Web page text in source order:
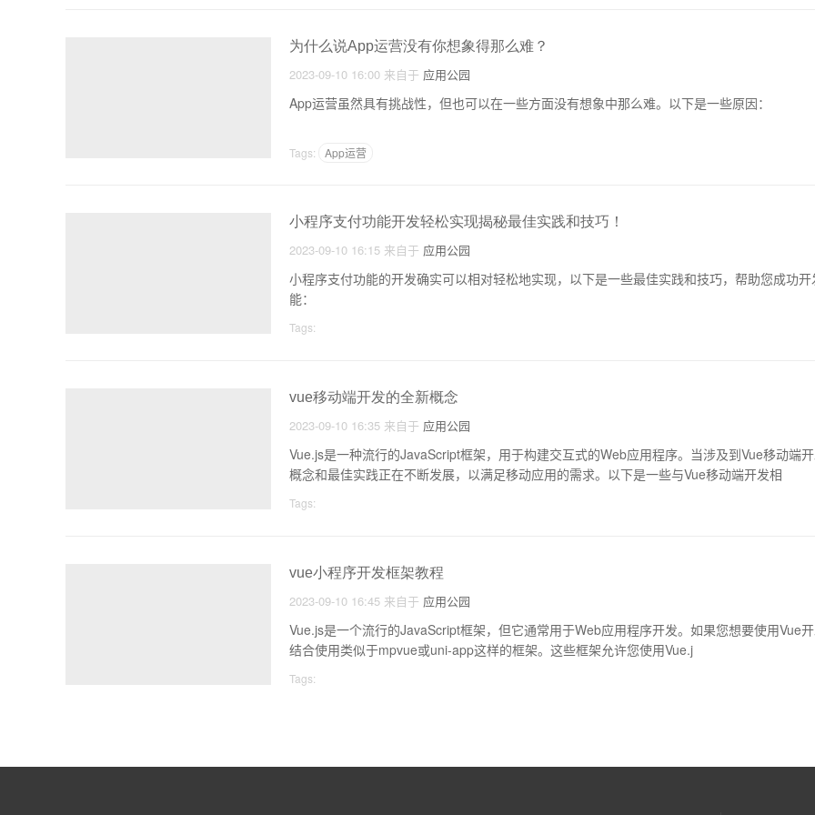
为什么说App运营没有你想象得那么难？
2023-09-10 16:00 来自于 应用公园
App运营虽然具有挑战性，但也可以在一些方面没有想象中那么难。以下是一些原因：
Tags: App运营
小程序支付功能开发轻松实现揭秘最佳实践和技巧！
2023-09-10 16:15 来自于 应用公园
小程序支付功能的开发确实可以相对轻松地实现，以下是一些最佳实践和技巧，帮助您成功
能：
Tags:
vue移动端开发的全新概念
2023-09-10 16:35 来自于 应用公园
Vue.js是一种流行的JavaScript框架，用于构建交互式的Web应用程序。当涉及到Vue移动端
概念和最佳实践正在不断发展，以满足移动应用的需求。以下是一些与Vue移动端开发相
Tags:
vue小程序开发框架教程
2023-09-10 16:45 来自于 应用公园
Vue.js是一个流行的JavaScript框架，但它通常用于Web应用程序开发。如果您想要使用Vue
结合使用类似于mpvue或uni-app这样的框架。这些框架允许您使用Vue.j
Tags: